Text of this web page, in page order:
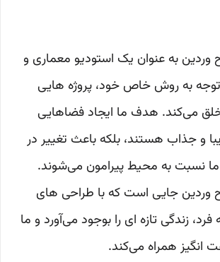
وردین به عنوان یک استودیو معماری و
توجه به روش خاص خود، پروژه هایی
می‌کند. هدف ما ایجاد فضاهایی
و جذاب هستند، بلکه باعث تغییر در
نسبت به محیط پیرامون می‌شوند.
وردین جایی است که با طراحی های
زندگی تازه ای را بوجود می‌آورد و ما
انگیز همراه می‌کند.